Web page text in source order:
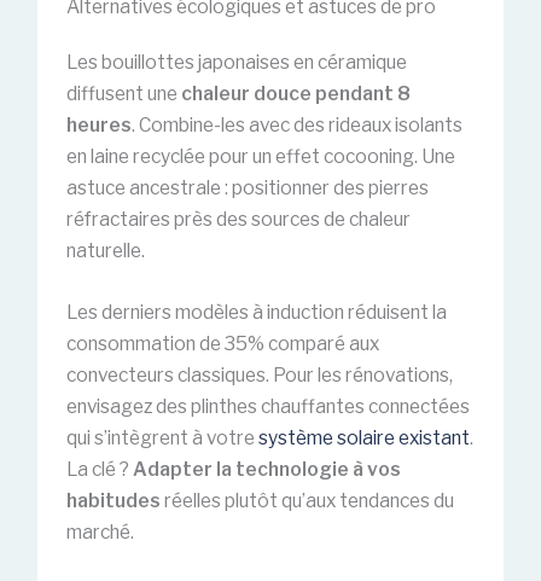
Alternatives écologiques et astuces de pro
Les bouillottes japonaises en céramique
diffusent une chaleur douce pendant 8
heures. Combine-les avec des rideaux isolants
en laine recyclée pour un effet cocooning. Une
astuce ancestrale : positionner des pierres
réfractaires près des sources de chaleur
naturelle.
Les derniers modèles à induction réduisent la
consommation de 35% comparé aux
convecteurs classiques. Pour les rénovations,
envisagez des plinthes chauffantes connectées
qui s’intègrent à votre système solaire existant.
La clé ? Adapter la technologie à vos
habitudes réelles plutôt qu’aux tendances du
marché.